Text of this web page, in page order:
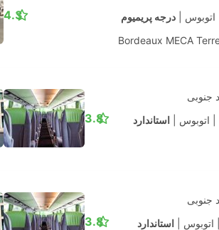
اتوبوس درجه پریمیوم
Bordeaux MECA
4.3
جنوبی
اتوبوس استاندارد 3.8
جنوبی
اتوبوس استاندارد 3.8